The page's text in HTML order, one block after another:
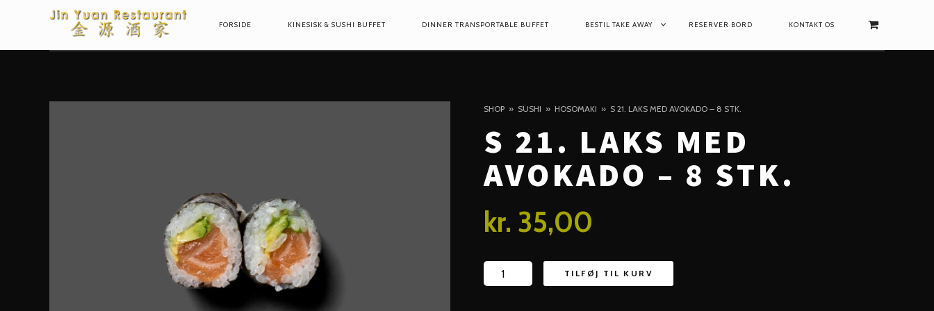
PRIMARY
FORSIDE KINESISK & SUSHI BUFFET DINNER TRANSPORTABLE BUFFET BESTIL TAKE AWAY RESERVER BORD KONTAKT OS
SHOP SUSHI HOSOMAKI S 21. LAKS MED AVOKADO – 8 STK.
S 21. LAKS MED
AVOKADO – 8 STK.
kr. 35,00
21.
TILFØJ TIL KURV